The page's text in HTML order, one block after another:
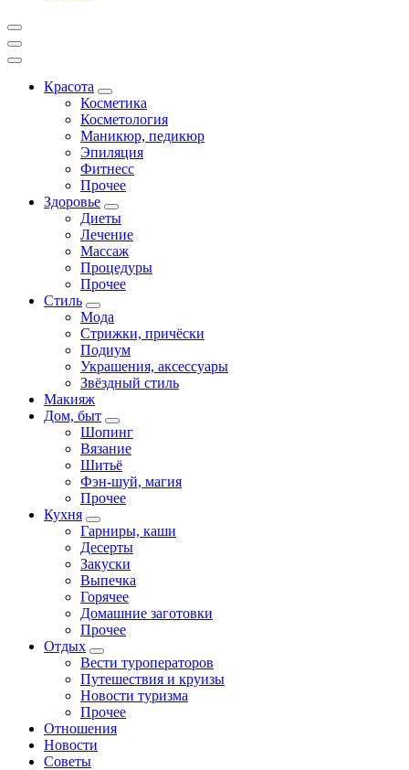
Красота
Косметика
Косметология
Маникюр, педикюр
Эпиляция
Фитнесс
Прочее
Здоровье
Диеты
Лечение
Массаж
Процедуры
Прочее
Стиль
Мода
Стрижки, причёски
Подиум
Украшения, аксессуары
Звёздный стиль
Макияж
Дом, быт
Шопинг
Вязание
Шитьё
Фэн-шуй, магия
Прочее
Кухня
Гарниры, каши
Десерты
Закуски
Выпечка
Горячее
Домашние заготовки
Прочее
Отдых
Вести туроператоров
Путешествия и круизы
Новости туризма
Прочее
Отношения
Новости
Советы